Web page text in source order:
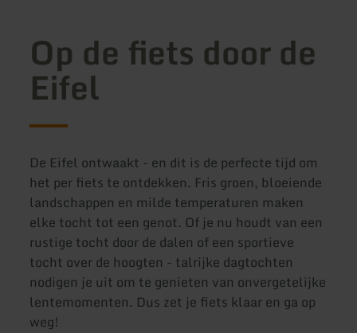
Op de fiets door de
Eifel
De Eifel ontwaakt - en dit is de perfecte tijd om
het per fiets te ontdekken. Fris groen, bloeiende
landschappen en milde temperaturen maken
elke tocht tot een genot. Of je nu houdt van een
rustige tocht door de dalen of een sportieve
tocht over de hoogten - talrijke dagtochten
nodigen je uit om te genieten van onvergetelijke
lentemomenten. Dus zet je fiets klaar en ga op
weg!